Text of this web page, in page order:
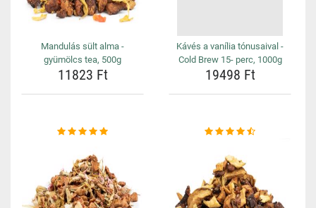
Mandulás sült alma -
gyümölcs tea, 500g
11823 Ft
Kávés a vanília tónusaival -
Cold Brew 15- perc, 1000g
19498 Ft